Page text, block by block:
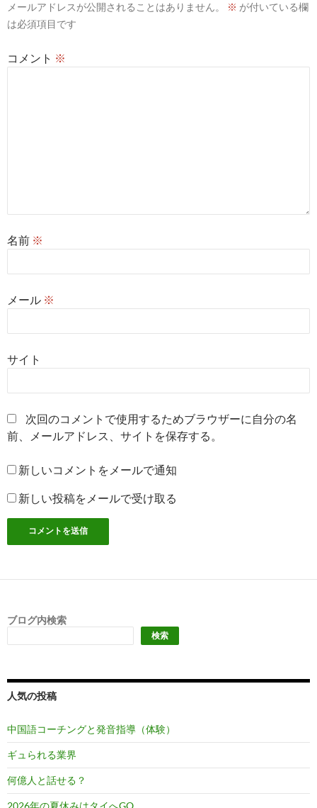
ョ
メールアドレスが公開されることはありません。 ※ が付いている欄
は必須項目です
コメント ※
名前 ※
メール ※
サイト
次回のコメントで使用するためブラウザーに自分の名
前、メールアドレス、サイトを保存する。
新しいコメントをメールで通知
新しい投稿をメールで受け取る
ブログ内検索
検索
人気の投稿
中国語コーチングと発音指導（体験）
ギュられる業界
何億人と話せる？